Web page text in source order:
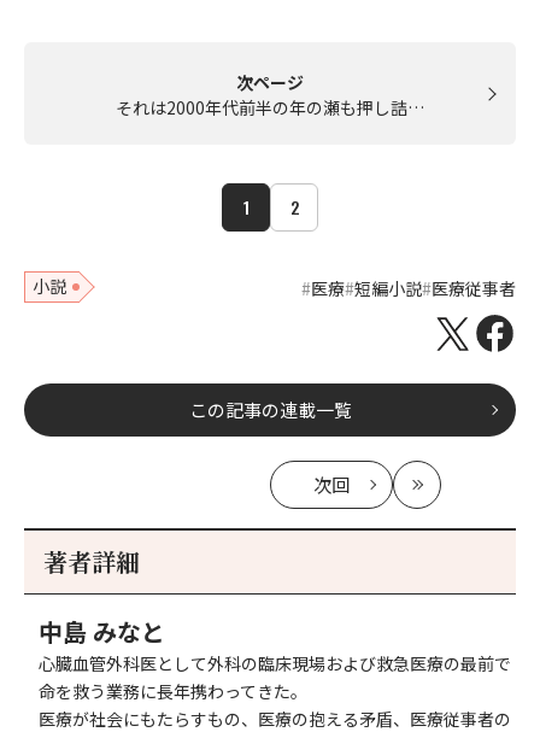
次ページ
それは2000年代前半の年の瀬も押し詰…
1 2
小説 医療 短編小説 医療従事者
この記事の連載一覧
次回
記
最
新
著者詳細
中島 みなと
心臓血管外科医として外科の臨床現場および救急医療の最前で
命を救う業務に長年携わってきた。
医療が社会にもたらすもの、医療の抱える矛盾、医療従事者の